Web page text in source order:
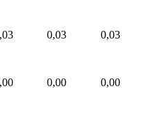
0,03 0,03
0,00 0,00